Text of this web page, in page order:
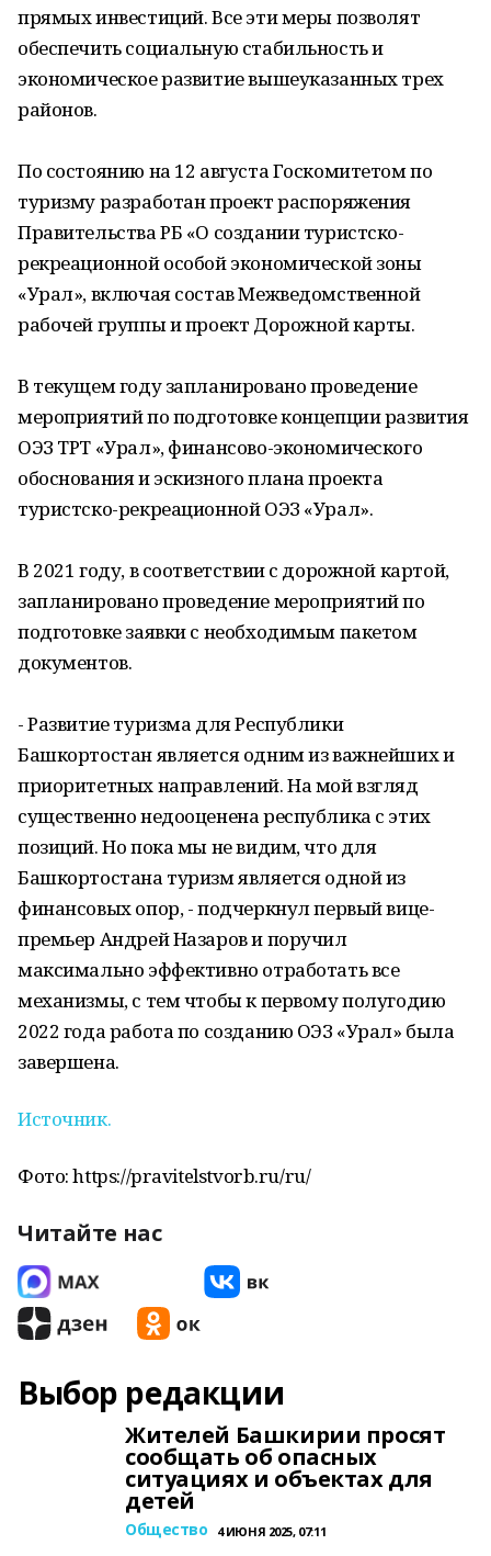
прямых инвестиций. Все эти меры позволят
обеспечить социальную стабильность и
экономическое развитие вышеуказанных трех
районов.
По состоянию на 12 августа Госкомитетом по
туризму разработан проект распоряжения
Правительства РБ «О создании туристско-
рекреационной особой экономической зоны
«Урал», включая состав Межведомственной
рабочей группы и проект Дорожной карты.
В текущем году запланировано проведение
мероприятий по подготовке концепции развития
ОЭЗ ТРТ «Урал», финансово-экономического
обоснования и эскизного плана проекта
туристско-рекреационной ОЭЗ «Урал».
В 2021 году, в соответствии с дорожной картой,
запланировано проведение мероприятий по
подготовке заявки с необходимым пакетом
документов.
- Развитие туризма для Республики
Башкортостан является одним из важнейших и
приоритетных направлений. На мой взгляд
существенно недооценена республика с этих
позиций. Но пока мы не видим, что для
Башкортостана туризм является одной из
финансовых опор, - подчеркнул первый вице-
премьер Андрей Назаров и поручил
максимально эффективно отработать все
механизмы, с тем чтобы к первому полугодию
2022 года работа по созданию ОЭЗ «Урал» была
завершена.
Источник.
Фото: https://pravitelstvorb.ru/ru/
Читайте нас
Выбор редакции
Жителей Башкирии просят
сообщать об опасных
ситуациях и объектах для
детей
Общество 4 ИЮНЯ 2025, 07:11